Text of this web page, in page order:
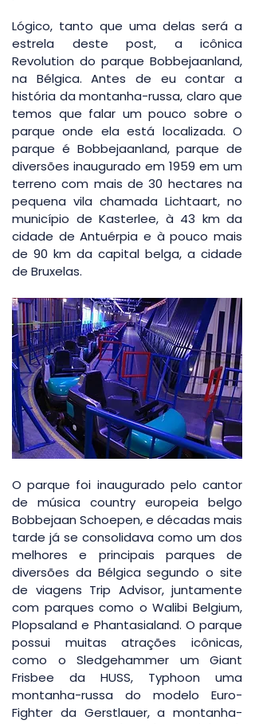
Lógico, tanto que uma delas será a
estrela deste post, a icônica
Revolution do parque Bobbejaanland,
na Bélgica. Antes de eu contar a
história da montanha-russa, claro que
temos que falar um pouco sobre o
parque onde ela está localizada. O
parque é Bobbejaanland, parque de
diversões inaugurado em 1959 em um
terreno com mais de 30 hectares na
pequena vila chamada Lichtaart, no
município de Kasterlee, à 43 km da
cidade de Antuérpia e à pouco mais
de 90 km da capital belga, a cidade
de Bruxelas.
O parque foi inaugurado pelo cantor
de música country europeia belgo
Bobbejaan Schoepen, e décadas mais
tarde já se consolidava como um dos
melhores e principais parques de
diversões da Bélgica segundo o site
de viagens Trip Advisor, juntamente
com parques como o Walibi Belgium,
Plopsaland e Phantasialand. O parque
possui muitas atrações icônicas,
como o Sledgehammer um Giant
Frisbee da HUSS, Typhoon uma
montanha-russa do modelo Euro-
Fighter da Gerstlauer, a montanha-